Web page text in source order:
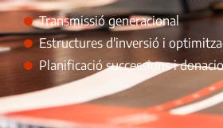
Transmissió generacional
Estructures d'inversió i
Planificació successions i